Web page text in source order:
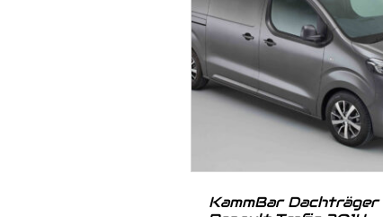
Hilfreiche
Ihr Team vonDer Ausbauer
KammBar Dachträger